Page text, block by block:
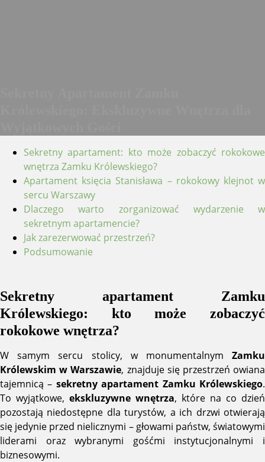
Sekretny apartament: kto może zobaczyć rokokowe
wnętrza Zamku Królewskiego?
Apartament księcia Stanisława – rokokowy klejnot w
sercu Warszawy
Dlaczego warto zorganizować wydarzenie w
sekretnym apartamencie?
Jak zarezerwować przestrzeń?
Podsumowanie
Sekretny apartament Zamku
Królewskiego: kto może zobaczyć
rokokowe wnętrza?
W samym sercu stolicy, w monumentalnym Zamku
Królewskim w Warszawie, znajduje się przestrzeń owiana
tajemnicą – sekretny apartament Zamku Królewskiego.
To wyjątkowe, ekskluzywne wnętrza, które na co dzień
pozostają niedostępne dla turystów, a ich drzwi otwierają
się jedynie przed nielicznymi – głowami państw, światowymi
liderami oraz wybranymi gośćmi instytucjonalnymi i
biznesowymi.